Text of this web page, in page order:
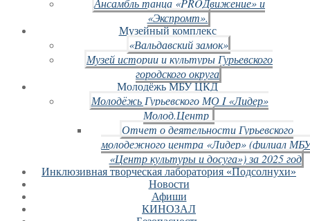
Ансамбль танца «PROДвижение» и
«Экспромт».
Музейный комплекс
«Вальдавский замок»
Музей истории и культуры Гурьевского
городского округа
Молодёжь МБУ ЦКД
Молодёжь Гурьевского МО I «Лидер»
Молод.Центр
Отчет о деятельности Гурьевского
молодежного центра «Лидер» (филиал
«Центр культуры и досуга») за 2025 год
Инклюзивная творческая лаборатория «Подсолнухи»
Новости
Афиши
КИНОЗАЛ